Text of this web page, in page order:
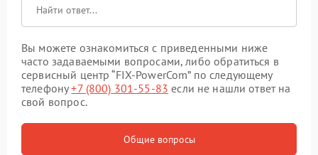
Вы можете ознакомиться с приведенными ниже
часто задаваемыми вопросами, либо обратиться в
сервисный центр “FIX-PowerCom” по следующему
телефону+7 (800) 301-55-83 если не нашли ответ на
свой вопрос.
Общие вопросы